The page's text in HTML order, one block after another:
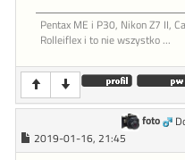
Pentax ME i P30, Nikon Z7 II,
Rolleiflex i to nie wszystko ...
foto
2019-01-16, 21:45